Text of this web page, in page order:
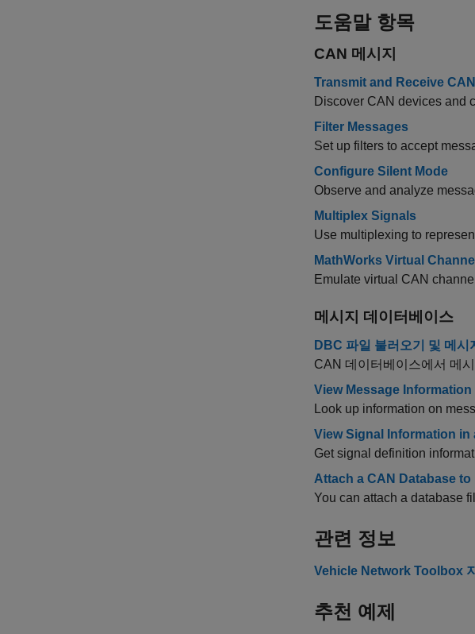
도움말 항목
CAN 메시지
Transmit and Receive
Discover CAN devices and
Filter Messages
Set up filters to accept
Configure Silent Mode
Observe and analyze
Multiplex Signals
Use multiplexing to
MathWorks Virtual
Emulate virtual CAN
메시지 데이터베이스
DBC 파일 불러오기 및 메시
CAN 데이터베이스에서 메
View Message
Look up information on
View Signal Information in
Get signal definition
Attach a CAN Database
You can attach a database
관련 정보
Vehicle Network Toolbox
추천 예제